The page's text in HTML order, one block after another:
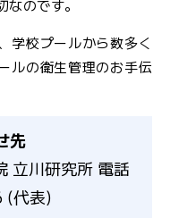
のです。
学校プールから数多く
ルの衛生管理のお手伝
先
立川研究所 電話
代表)